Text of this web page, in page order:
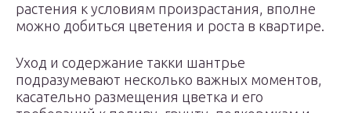
растения к условиям произрастания, вполне
можно добиться цветения и роста в квартире.
Уход и содержание такки шантрье
подразумевают несколько важных моментов,
касательно размещения цветка и его